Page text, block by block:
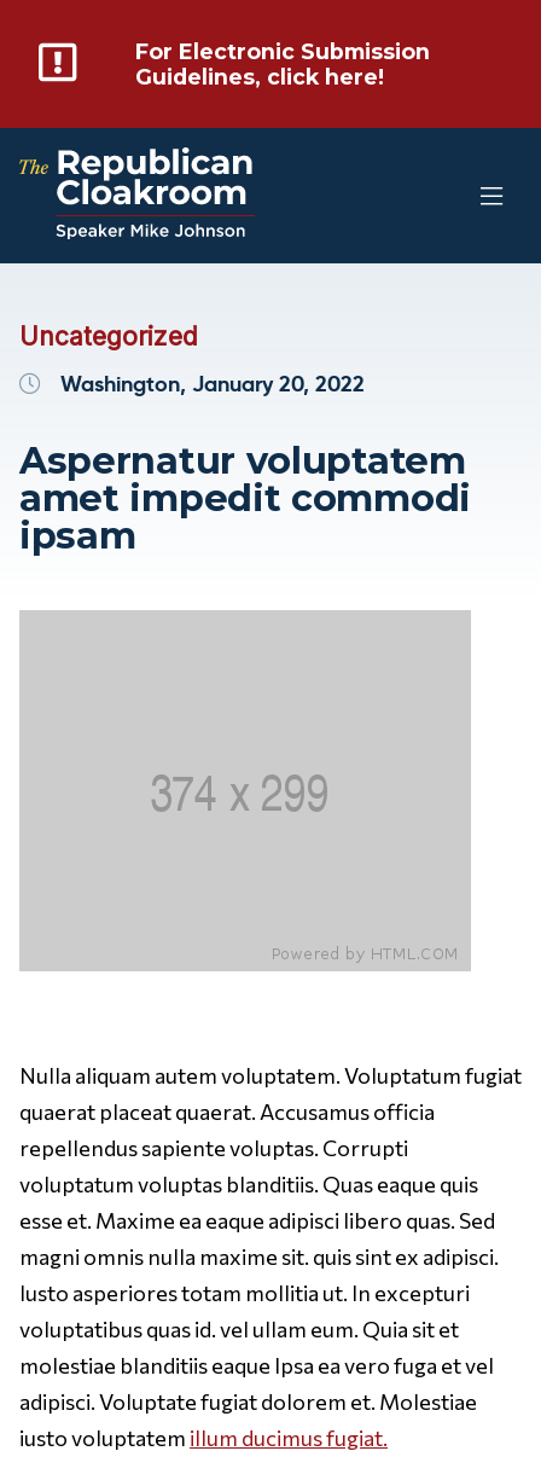
For Electronic Submission
Guidelines, click here!
Uncategorized
Washington, January 20, 2022
Aspernatur voluptatem
amet impedit commodi
ipsam
Nulla aliquam autem voluptatem. Voluptatum fugiat
quaerat placeat quaerat. Accusamus officia
repellendus sapiente voluptas. Corrupti
voluptatum voluptas blanditiis. Quas eaque quis
esse et. Maxime ea eaque adipisci libero quas. Sed
magni omnis nulla maxime sit. quis sint ex adipisci.
Iusto asperiores totam mollitia ut. In excepturi
voluptatibus quas id. vel ullam eum. Quia sit et
molestiae blanditiis eaque Ipsa ea vero fuga et vel
adipisci. Voluptate fugiat dolorem et. Molestiae
iusto voluptatem illum ducimus fugiat.